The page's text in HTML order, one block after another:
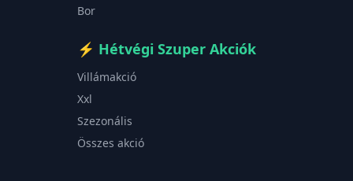
Bor
⚡ Hétvégi Szuper Akciók
Villámakció
Xxl
Szezonális
Összes akció